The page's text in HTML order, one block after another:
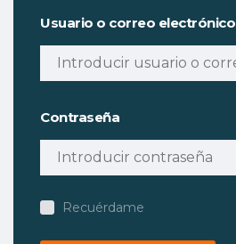
Usuario o correo electrónico
Contraseña
Recuérdame